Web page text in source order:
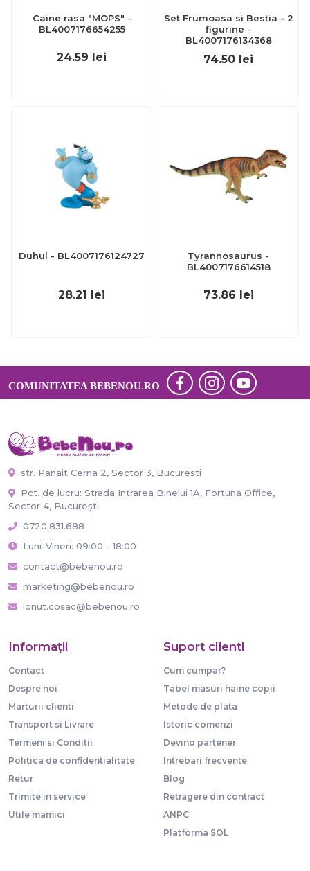
Caine rasa "MOPS" -
BL4007176654255
24.59 lei
Set Frumoasa si Bestia - 2
figurine -
BL4007176134368
74.50 lei
Duhul - BL4007176124727
28.21 lei
Tyrannosaurus -
BL4007176614518
73.86 lei
COMUNITATEA BEBENOU.RO
str. Panait Cerna 2, Sector 3, Bucuresti
Pct. de lucru: Strada Intrarea Binelui 1A, Fortuna Office,
Sector 4, București
0720.831.688
Luni-Vineri: 09:00 - 18:00
contact@bebenou.ro
marketing@bebenou.ro
ionut.cosac@bebenou.ro
Informaţii
Contact
Despre noi
Marturii clienti
Transport si Livrare
Termeni si Conditii
Politica de confidentialitate
Retur
Trimite in service
Utile mamici
Suport clienti
Cum cumpar?
Tabel masuri haine copii
Metode de plata
Istoric comenzi
Devino partener
Intrebari frecvente
Blog
Retragere din contract
ANPC
Platforma SOL